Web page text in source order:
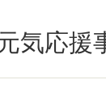
気応援